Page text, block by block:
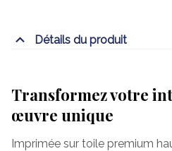
Détails du produit
Transformez votre
œuvre unique
Imprimée sur toile premium